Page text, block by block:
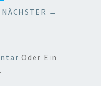
NÄCHSTER →
Oder Ein
.